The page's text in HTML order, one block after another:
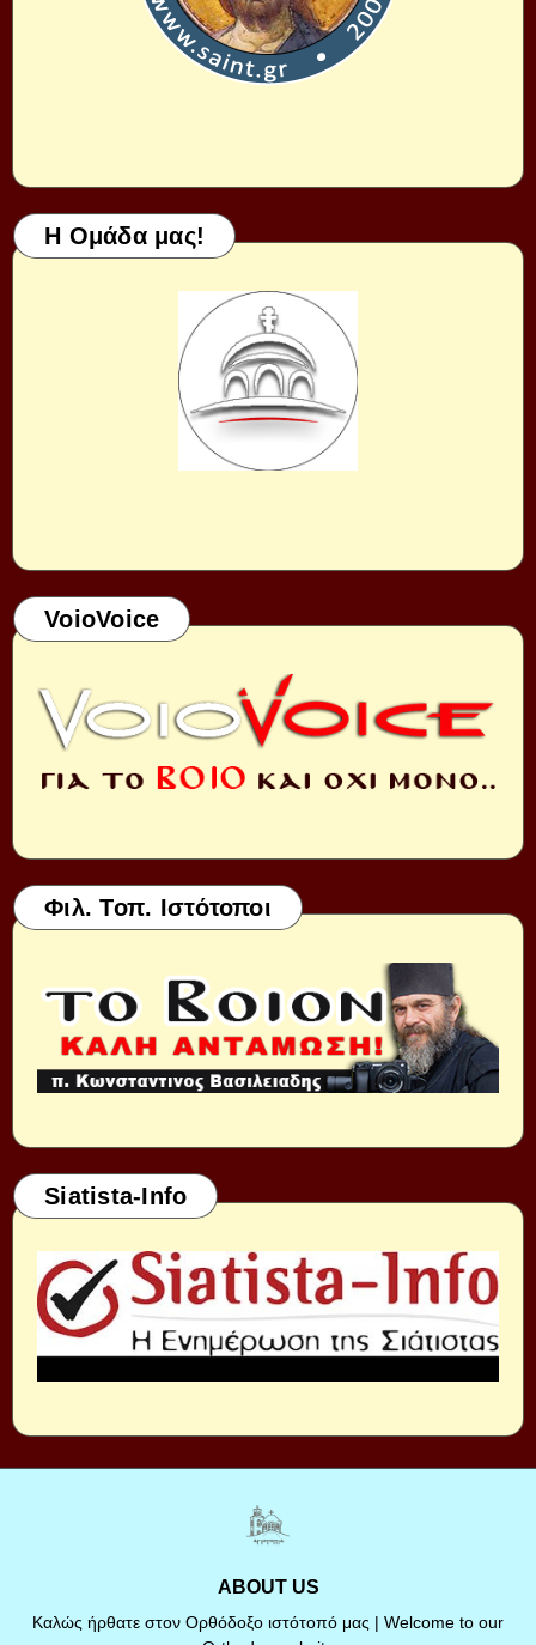
Η Ομάδα μας!
VoioVoice
Φιλ. Τοπ. Ιστότοποι
Siatista-Info
ABOUT US
Καλώς ήρθατε στον Ορθόδοξο ιστότοπό μας | Welcome to our